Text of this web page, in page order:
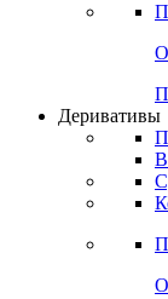
Деривативы